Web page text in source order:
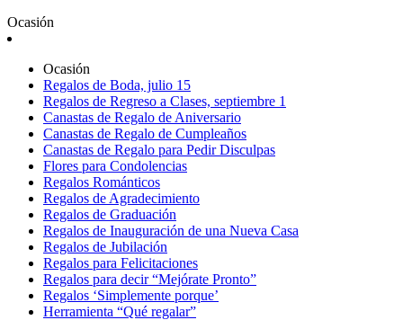
Ocasión
Ocasión
Regalos de Boda, julio 15
Regalos de Regreso a Clases, septiembre 1
Canastas de Regalo de Aniversario
Canastas de Regalo de Cumpleaños
Canastas de Regalo para Pedir Disculpas
Flores para Condolencias
Regalos Románticos
Regalos de Agradecimiento
Regalos de Graduación
Regalos de Inauguración de una Nueva Casa
Regalos de Jubilación
Regalos para Felicitaciones
Regalos para decir “Mejórate Pronto”
Regalos ‘Simplemente porque’
Herramienta “Qué regalar”